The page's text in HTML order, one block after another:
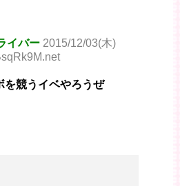
イバー 2015/12/03(木)
を競うイベやろうぜ